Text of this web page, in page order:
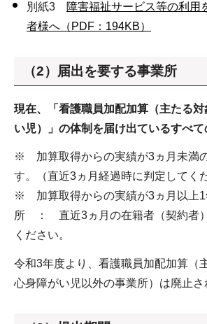
別紙3 障害福祉サービス等の利用
者様へ（PDF：194KB）
（2）届出を要する事業所
現在、「看護職員加配加算（主たる
い児）」の体制を届け出ているすべ
※ 加算取得からの実績が3ヵ月未満
す。（直近3ヵ月経過時に判定してく
※ 加算取得からの実績が3ヵ月以上1
所 ： 直近3ヵ月の在籍者（契約者
ください。
令和3年度より、看護職員加配加算（
心身障がい児以外の事業所）は廃止さ